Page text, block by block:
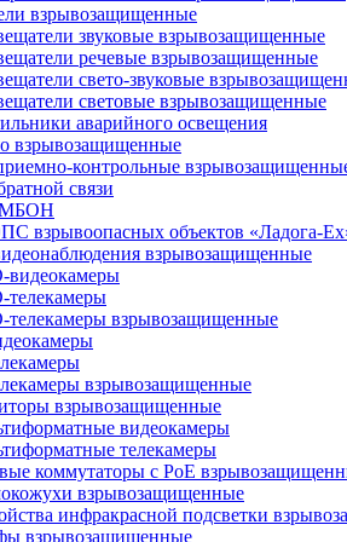
взрывозащищенные
звуковые взрывозащищенные
речевые взрывозащищенные
свето-звуковые
световые взрывозащищенные
аварийного освещения
взрывозащищенные
контрольные
связи
взрывоопасных объектов «Ладога-
взрывозащищенные
видеокамеры
телекамеры
телекамеры взрывозащищенные
взрывозащищенные
взрывозащищенные
видеокамеры
телекамеры
коммутаторы с РоЕ
взрывозащищенные
инфракрасной подсветки
взрывозащищенные